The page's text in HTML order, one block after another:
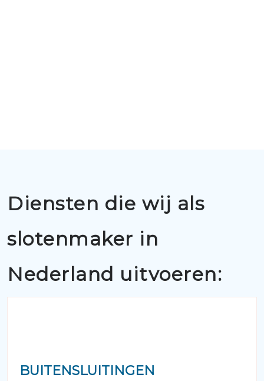
Diensten die wij als
slotenmaker in
Nederland uitvoeren:
BUITENSLUITINGEN